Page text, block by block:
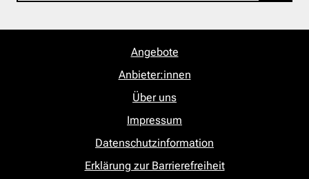
Angebote
Anbieter:innen
Über uns
Impressum
Datenschutzinformation
Erklärung zur Barrierefreiheit